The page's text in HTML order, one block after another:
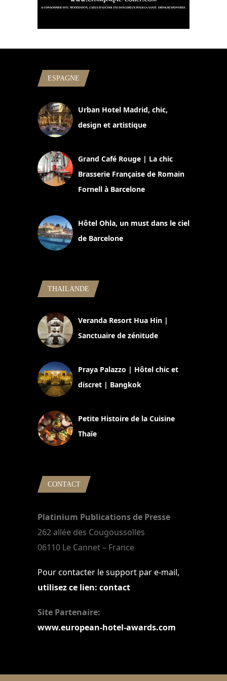
ESPAGNE
Urban Hotel Madrid, chic,
design et artistique
Grand Café Rouge | La chic
Brasserie Française de Romain
Fornell à Barcelone
Hôtel Ohla, un must dans le ciel
de Barcelone
THAILANDE
Veranda Resort Hua Hin |
Sanctuaire de zénitude
Praya Palazzo | Hôtel chic et
discret | Bangkok
Petite Histoire de la Cuisine
Thaïe
CONTACT
Platinium Publications de Presse
262 allée des Cougoussolles
06110 Le Cannet – France
Pour contacter le support par e-mail,
utilisez ce lien: contact
Site Partenaire:
www.european-hotel-awards.com